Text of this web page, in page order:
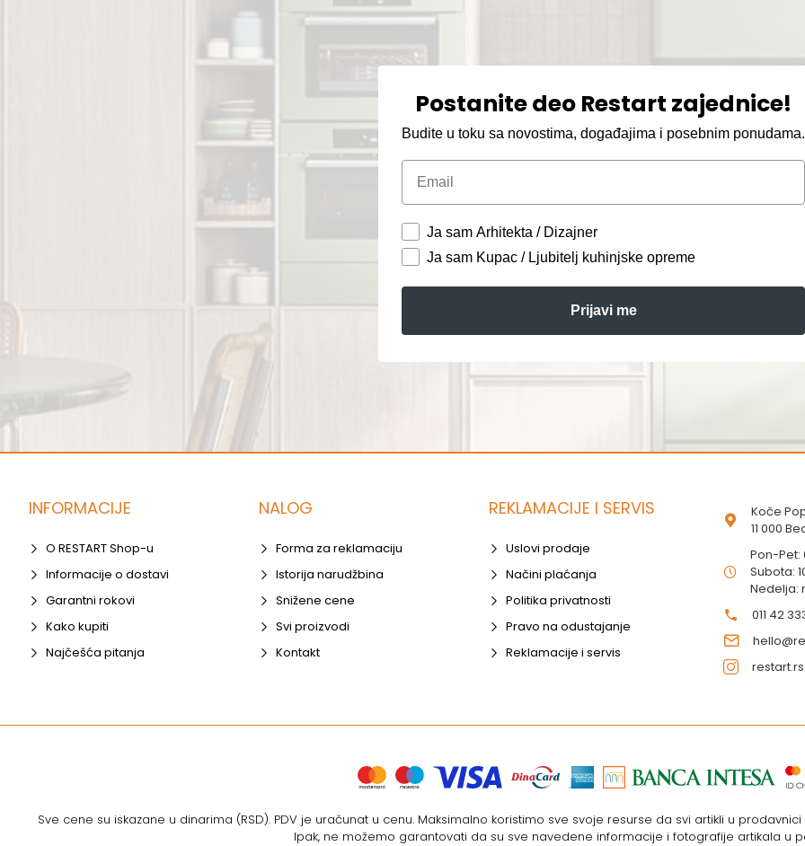
Postanite deo Restart zajednice!
Budite u toku sa novostima, događajima i posebnim ponudama.
Email
Ja sam Arhitekta / Dizajner
Ja sam Kupac / Ljubitelj kuhinjske opreme
Prijavi me
INFORMACIJE
O RESTART Shop-u
Informacije o dostavi
Garantni rokovi
Kako kupiti
Najčešća pitanja
NALOG
Forma za reklamaciju
Istorija narudžbina
Snižene cene
Svi proizvodi
Kontakt
REKLAMACIJE I SERVIS
Uslovi prodaje
Načini plaćanja
Politika privatnosti
Pravo na odustajanje
Reklamacije i servis
Koče
11 000
Pon-Pet:
Subota:
Nedelja:
011 42
restart.rs
Sve cene su iskazane u dinarima (RSD). PDV je uračunat u cenu. Maksimalno koristimo sve svoje resurse da svi artikli u
Ipak, ne možemo garantovati da su sve navedene informacije i fotografije artikala u